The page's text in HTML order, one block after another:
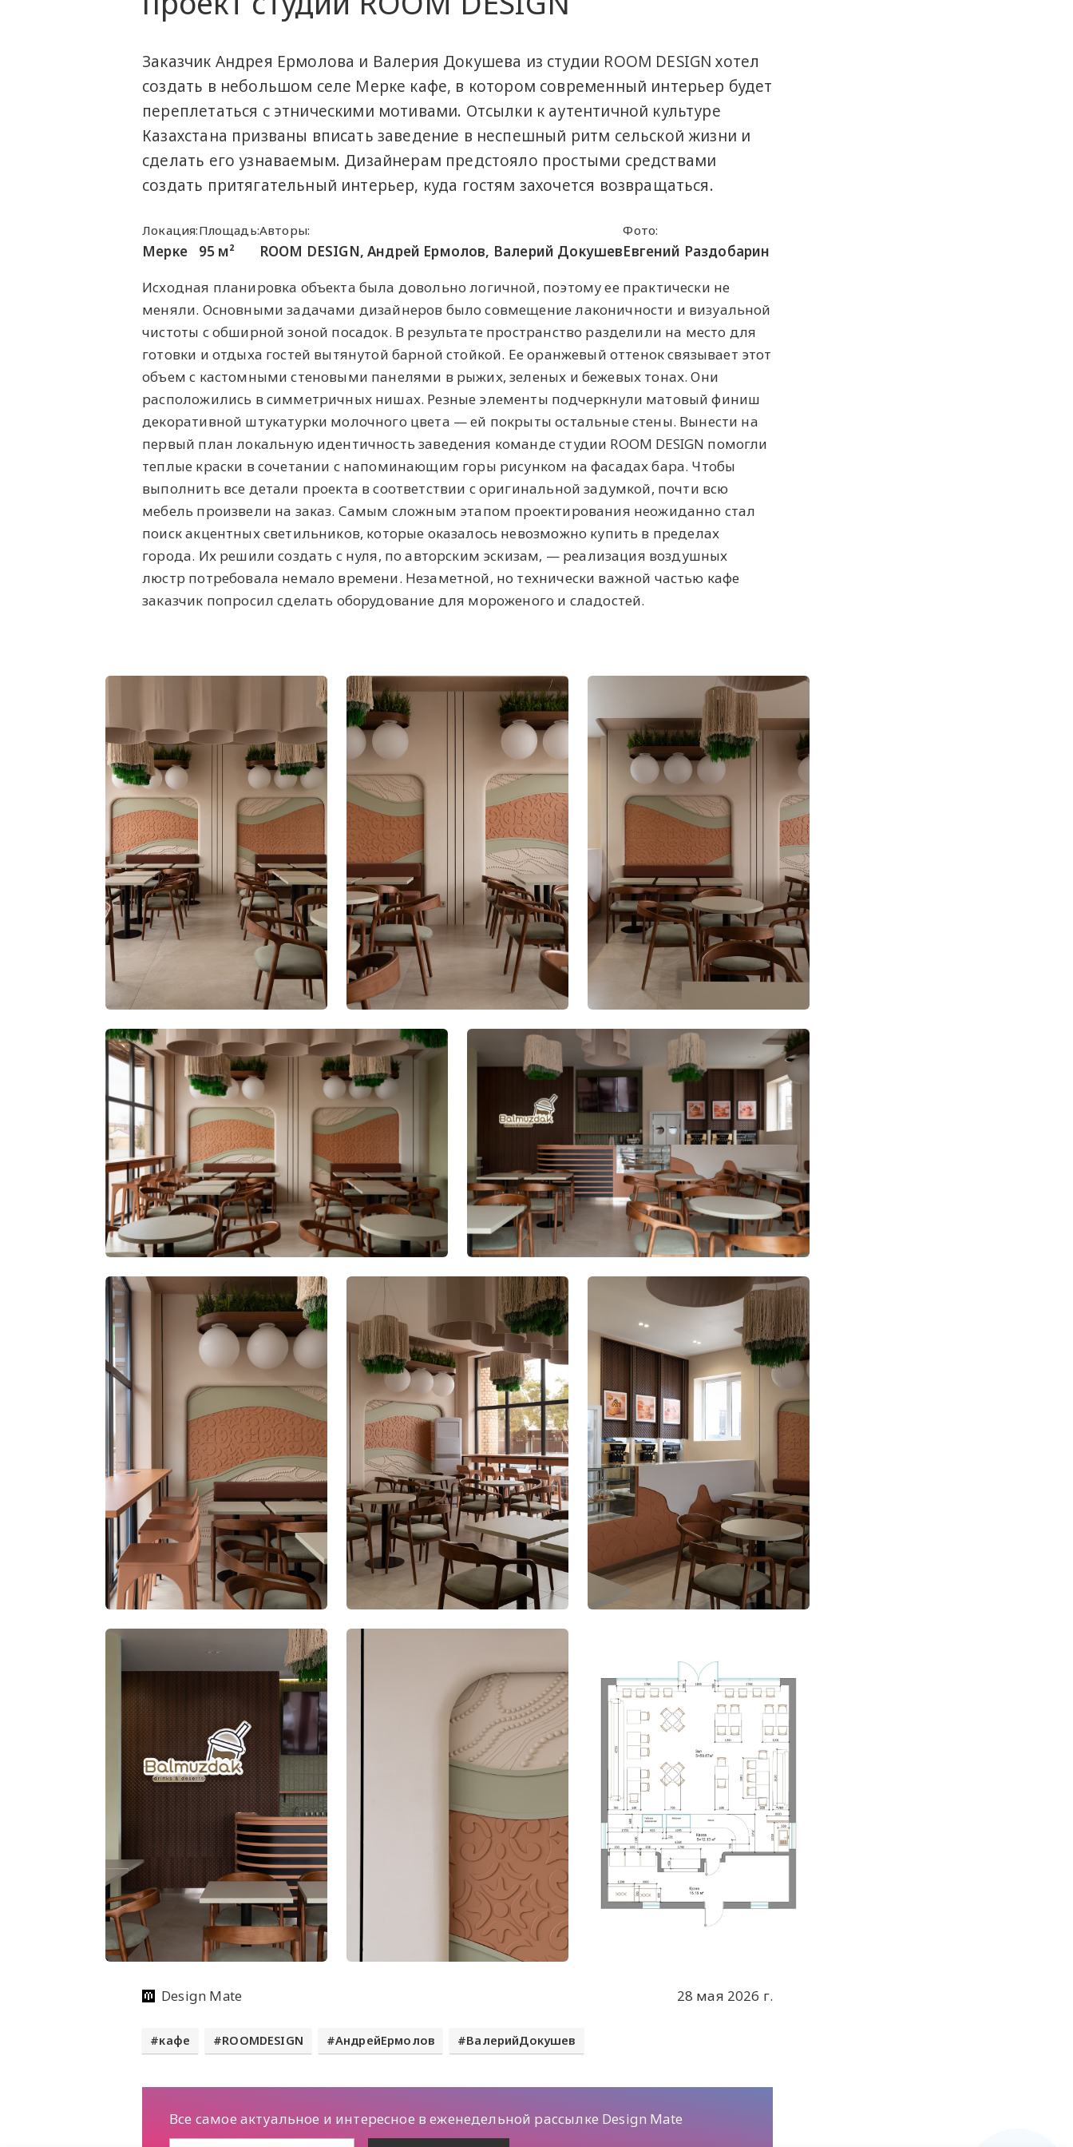
Заказчик Андрея Ермолова и Валерия Докушева из студии ROOM DESIGN хотел
создать в небольшом селе Мерке кафе, в котором современный интерьер будет
переплетаться с этническими мотивами. Отсылки к аутентичной культуре
Казахстана призваны вписать заведение в неспешный ритм сельской жизни и
сделать его узнаваемым. Дизайнерам предстояло простыми средствами
создать притягательный интерьер, куда гостям захочется возвращаться.
Локация:
Мерке
Площадь:
95 м²
Авторы:
ROOM DESIGN, Андрей Ермолов, Валерий Докушев
Фото:
Евгений Раздобарин
Исходная планировка объекта была довольно логичной, поэтому ее практически не
меняли. Основными задачами дизайнеров было совмещение лаконичности и визуальной
чистоты с обширной зоной посадок. В результате пространство разделили на место для
готовки и отдыха гостей вытянутой барной стойкой. Ее оранжевый оттенок связывает этот
объем с кастомными стеновыми панелями в рыжих, зеленых и бежевых тонах. Они
расположились в симметричных нишах. Резные элементы подчеркнули матовый финиш
декоративной штукатурки молочного цвета — ей покрыты остальные стены. Вынести на
первый план локальную идентичность заведения команде студии ROOM DESIGN помогли
теплые краски в сочетании с напоминающим горы рисунком на фасадах бара. Чтобы
выполнить все детали проекта в соответствии с оригинальной задумкой, почти всю
мебель произвели на заказ. Самым сложным этапом проектирования неожиданно стал
поиск акцентных светильников, которые оказалось невозможно купить в пределах
города. Их решили создать с нуля, по авторским эскизам, — реализация воздушных
люстр потребовала немало времени. Незаметной, но технически важной частью кафе
заказчик попросил сделать оборудование для мороженого и сладостей.
Design Mate 28 мая 2026 г.
кафе ROOMDESIGN АндрейЕрмолов ВалерийДокушев
Все самое актуальное и интересное в еженедельной рассылке Design Mate